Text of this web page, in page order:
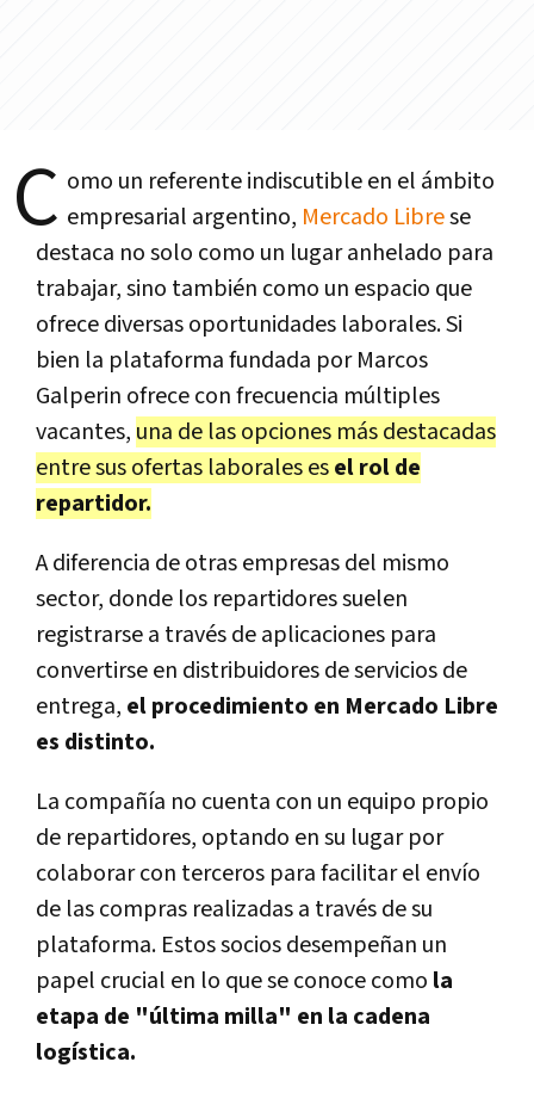
C omo un referente indiscutible en el ámbito
empresarial argentino, Mercado Librese
destaca no solo como un lugar anhelado para
trabajar, sino también como un espacio que
ofrece diversas oportunidades laborales. Si
bien la plataforma fundada por Marcos
Galperin ofrece con frecuencia múltiples
vacantes, una de las opciones más destacadas
entre sus ofertas laborales esel rol de
repartidor.
A diferencia de otras empresas del mismo
sector, donde los repartidores suelen
registrarse a través de aplicaciones para
convertirse en distribuidores de servicios de
entrega, el procedimiento en Mercado Libre
es distinto.
La compañía no cuenta con un equipo propio
de repartidores, optando en su lugar por
colaborar con terceros para facilitar el envío
de las compras realizadas a través de su
plataforma. Estos socios desempeñan un
papel crucial en lo que se conoce como la
etapa de "última milla" en la cadena
logística.